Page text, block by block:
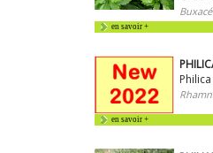
en savoir +
en savoir +